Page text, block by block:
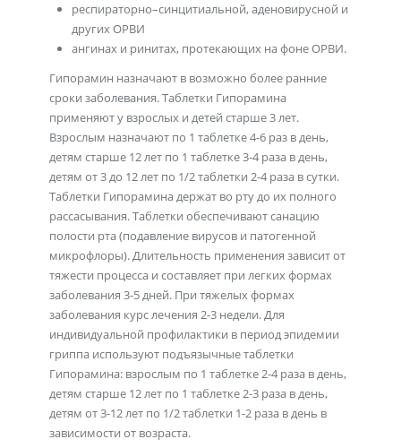
респираторно–синцитиальной, аденовирусной и
других ОРВИ
ангинах и ринитах, протекающих на фоне ОРВИ.
Гипорамин назначают в возможно более ранние
сроки заболевания. Таблетки Гипорамина
применяют у взрослых и детей старше 3 лет.
Взрослым назначают по 1 таблетке 4-6 раз в день,
детям старше 12 лет по 1 таблетке 3-4 раза в день,
детям от 3 до 12 лет по 1/2 таблетки 2-4 раза в сутки.
Таблетки Гипорамина держат во рту до их полного
рассасывания. Таблетки обеспечивают санацию
полости рта (подавление вирусов и патогенной
микрофлоры). Длительность применения зависит от
тяжести процесса и составляет при легких формах
заболевания 3-5 дней. При тяжелых формах
заболевания курс лечения 2-3 недели. Для
индивидуальной профилактики в период эпидемии
гриппа используют подъязычные таблетки
Гипорамина: взрослым по 1 таблетке 2-4 раза в день,
детям старше 12 лет по 1 таблетке 2-3 раза в день,
детям от 3-12 лет по 1/2 таблетки 1-2 раза в день в
зависимости от возраста.